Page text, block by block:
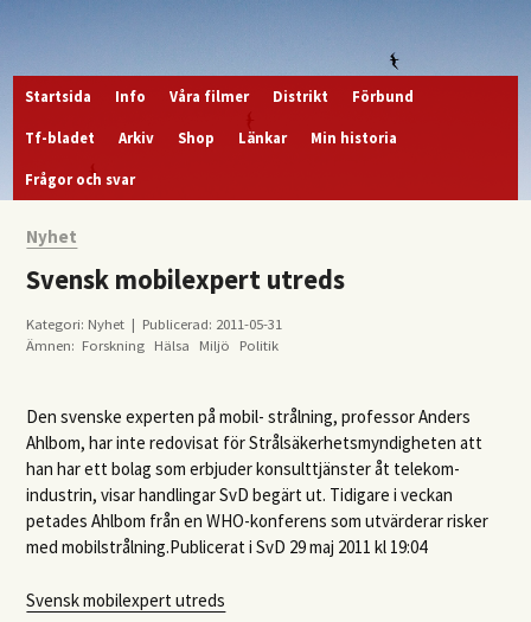
Startsida Info Våra filmer Distrikt Förbund
Tf-bladet Arkiv Shop Länkar Min historia
Frågor och svar
Nyhet
Svensk mobilexpert utreds
Kategori: Nyhet | Publicerad: 2011-05-31
Ämnen: Forskning Hälsa Miljö Politik
Den svenske experten på ­mobil- strålning, professor ­Anders
Ahlbom, har inte redovisat för Strålsäkerhetsmyndigheten att
han har ett bolag som erbjuder konsulttjänster åt telekom-
industrin, visar handlingar SvD begärt ut. Tidigare i veckan
petades ­Ahlbom från en WHO-konferens som utvärderar risker
med mobilstrålning.Publicerat i SvD 29 maj 2011 kl 19:04
Svensk mobilexpert utreds